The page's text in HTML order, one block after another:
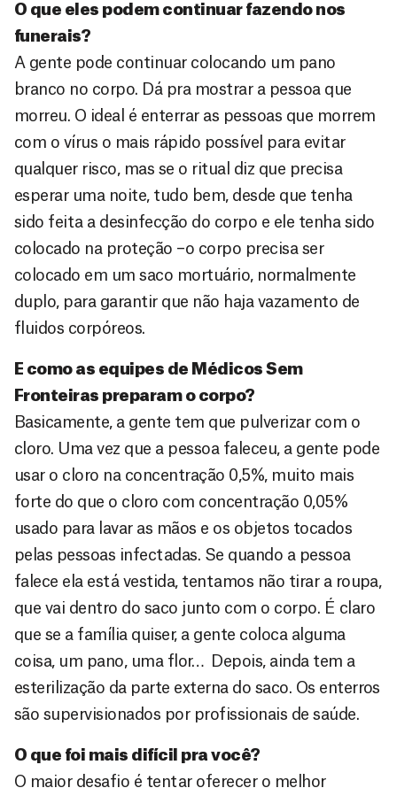
O que eles podem continuar fazendo nos
funerais?
A gente pode continuar colocando um pano
branco no corpo. Dá pra mostrar a pessoa que
morreu. O ideal é enterrar as pessoas que morrem
com o vírus o mais rápido possível para evitar
qualquer risco, mas se o ritual diz que precisa
esperar uma noite, tudo bem, desde que tenha
sido feita a desinfecção do corpo e ele tenha sido
colocado na proteção –o corpo precisa ser
colocado em um saco mortuário, normalmente
duplo, para garantir que não haja vazamento de
fluidos corpóreos.
E como as equipes de Médicos Sem
Fronteiras preparam o corpo?
Basicamente, a gente tem que pulverizar com o
cloro. Uma vez que a pessoa faleceu, a gente pode
usar o cloro na concentração 0,5%, muito mais
forte do que o cloro com concentração 0,05%
usado para lavar as mãos e os objetos tocados
pelas pessoas infectadas. Se quando a pessoa
falece ela está vestida, tentamos não tirar a roupa,
que vai dentro do saco junto com o corpo. É claro
que se a família quiser, a gente coloca alguma
coisa, um pano, uma flor… Depois, ainda tem a
esterilização da parte externa do saco. Os enterros
são supervisionados por profissionais de saúde.
O que foi mais difícil pra você?
O maior desafio é tentar oferecer o melhor